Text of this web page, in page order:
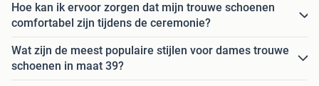
Hoe kan ik ervoor zorgen dat mijn trouwe schoenen
comfortabel zijn tijdens de ceremonie?
Wat zijn de meest populaire stijlen voor dames trouwe
schoenen in maat 39?